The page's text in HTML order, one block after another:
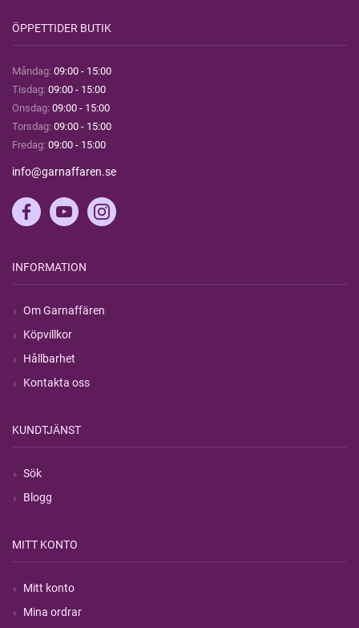
ÖPPETTIDER BUTIK
Måndag: 09:00 - 15:00
Tisdag: 09:00 - 15:00
Onsdag: 09:00 - 15:00
Torsdag: 09:00 - 15:00
Fredag: 09:00 - 15:00
info@garnaffaren.se
INFORMATION
Om Garnaffären
Köpvillkor
Hållbarhet
Kontakta oss
KUNDTJÄNST
Sök
Blogg
MITT KONTO
Mitt konto
Mina ordrar